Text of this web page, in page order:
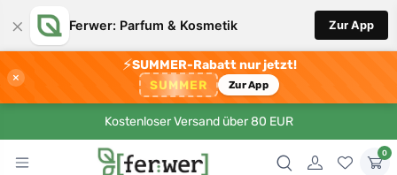
× Ferwer: Parfum & Kosmetik Zur App
×
⚡SUMMER-Rabatt nur jetzt!
SUMMER Zur App
Kostenloser Versand über 80 EUR
0